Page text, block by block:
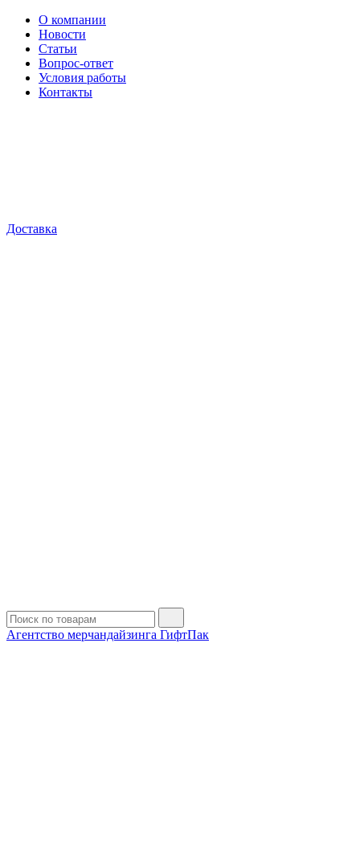
О компании
Новости
Статьи
Вопрос-ответ
Условия работы
Контакты
Доставка
Агентство мерчандайзинга ГифтПак